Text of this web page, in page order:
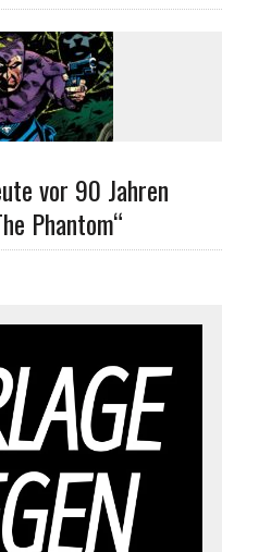
vor 90 Jahren
Phantom“